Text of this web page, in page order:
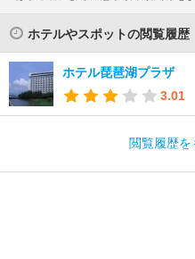
ホテルやスポットの閲覧履歴
ホテル琵琶湖プラザ
3.01
閲覧履歴を